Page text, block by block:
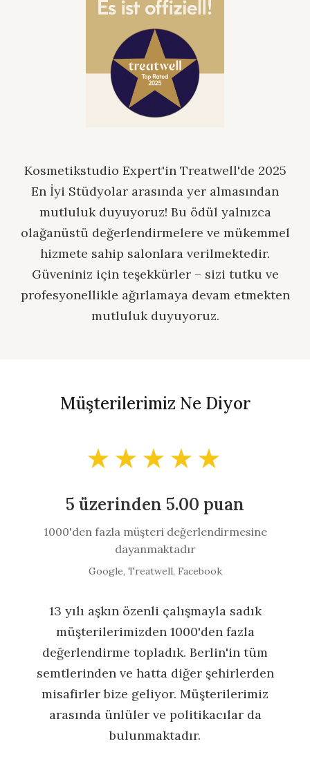
Kosmetikstudio Expert'in Treatwell'de 2025
En İyi Stüdyolar arasında yer almasından
mutluluk duyuyoruz! Bu ödül yalnızca
olağanüstü değerlendirmelere ve mükemmel
hizmete sahip salonlara verilmektedir.
Güveniniz için teşekkürler – sizi tutku ve
profesyonellikle ağırlamaya devam etmekten
mutluluk duyuyoruz.
Müşterilerimiz Ne Diyor
★★★★★
5 üzerinden 5.00 puan
1000'den fazla müşteri değerlendirmesine
dayanmaktadır
Google, Treatwell, Facebook
13 yılı aşkın özenli çalışmayla sadık
müşterilerimizden 1000'den fazla
değerlendirme topladık. Berlin'in tüm
semtlerinden ve hatta diğer şehirlerden
misafirler bize geliyor. Müşterilerimiz
arasında ünlüler ve politikacılar da
bulunmaktadır.